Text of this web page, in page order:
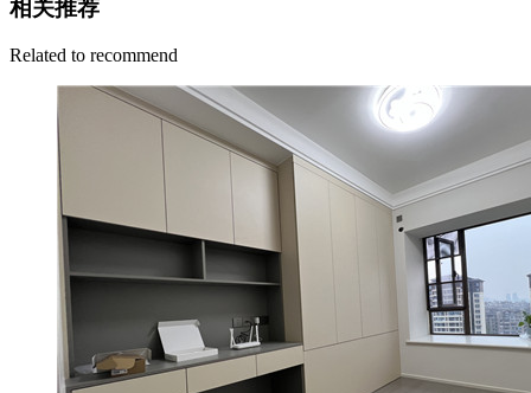
相关推荐
Related to recommend